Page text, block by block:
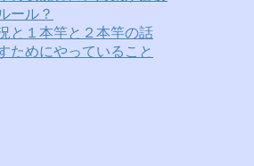
ール？
と１本竿と２本竿の話
ためにやっていること